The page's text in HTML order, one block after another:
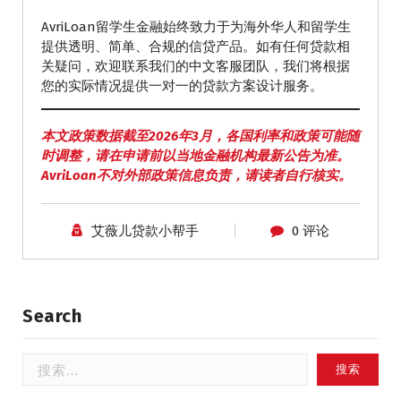
AvriLoan留学生金融始终致力于为海外华人和留学生
提供透明、简单、合规的信贷产品。如有任何贷款相
关疑问，欢迎联系我们的中文客服团队，我们将根据
您的实际情况提供一对一的贷款方案设计服务。
本文政策数据截至2026年3月，各国利率和政策可能随
时调整，请在申请前以当地金融机构最新公告为准。
AvriLoan不对外部政策信息负责，请读者自行核实。
艾薇儿贷款小帮手 0 评论
Search
索：